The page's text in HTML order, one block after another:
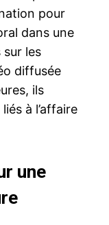
pour
dans une
sur les
diffusée
ils
à l’affaire
une